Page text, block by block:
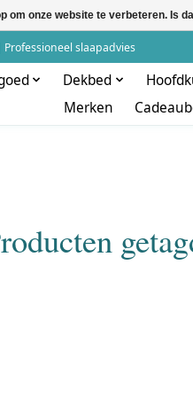
slaapadvies
Dekbed
Merken
om onze website te verbeteren. Is